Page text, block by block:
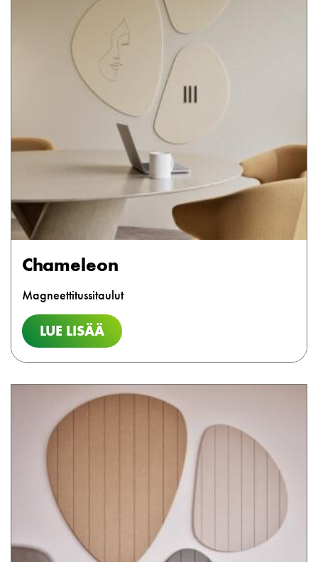
Chameleon
Magneettitussitaulut
LUE LISÄÄ